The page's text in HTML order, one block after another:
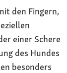
den Fingern,
einer Schere
des Hundes
besonders